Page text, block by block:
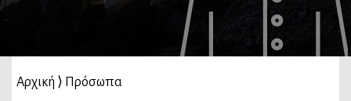
Αρχική ⟩ Πρόσωπα